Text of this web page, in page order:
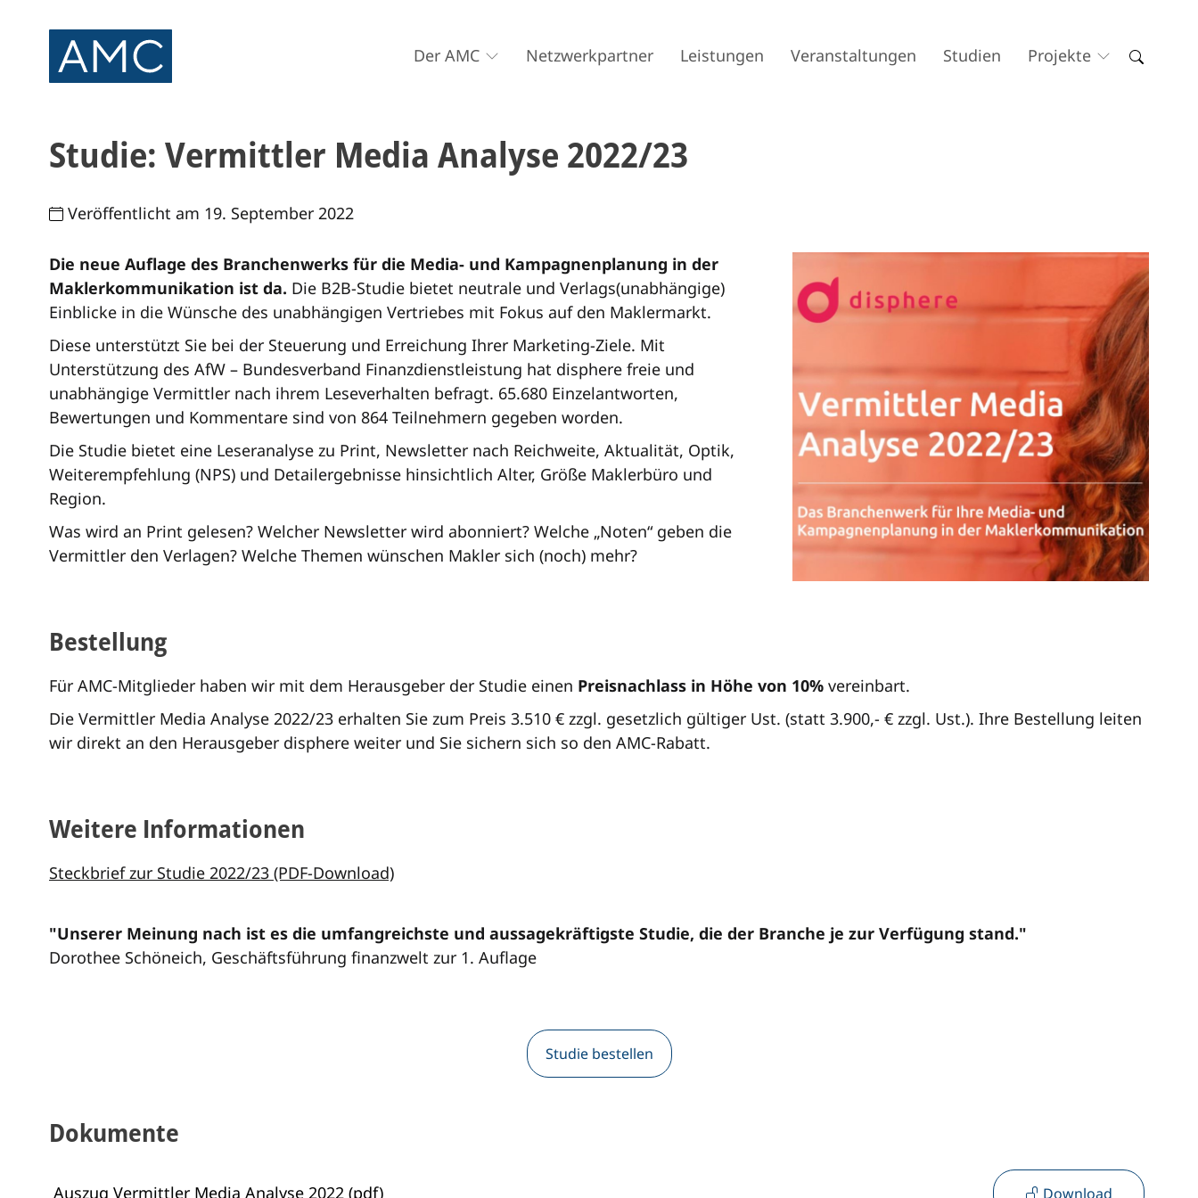
Der AMC Netzwerkpartner Leistungen Veranstaltungen Studien Projekte
Studie: Vermittler Media Analyse 2022/23
Veröffentlicht am 19. September 2022
Die neue Auflage des Branchenwerks für die Media- und Kampagnenplanung in der
Maklerkommunikation ist da. Die B2B-Studie bietet neutrale und Verlags(unabhängige)
Einblicke in die Wünsche des unabhängigen Vertriebes mit Fokus auf den Maklermarkt.
Diese unterstützt Sie bei der Steuerung und Erreichung Ihrer Marketing-Ziele. Mit
Unterstützung des AfW – Bundesverband Finanzdienstleistung hat disphere freie und
unabhängige Vermittler nach ihrem Leseverhalten befragt. 65.680 Einzelantworten,
Bewertungen und Kommentare sind von 864 Teilnehmern gegeben worden.
Die Studie bietet eine Leseranalyse zu Print, Newsletter nach Reichweite, Aktualität, Optik,
Weiterempfehlung (NPS) und Detailergebnisse hinsichtlich Alter, Größe Maklerbüro und
Region.
Was wird an Print gelesen? Welcher Newsletter wird abonniert? Welche „Noten“ geben die
Vermittler den Verlagen? Welche Themen wünschen Makler sich (noch) mehr?
Bestellung
Für AMC-Mitglieder haben wir mit dem Herausgeber der Studie einen Preisnachlass in Höhe von 10% vereinbart.
Die Vermittler Media Analyse 2022/23 erhalten Sie zum Preis 3.510 € zzgl. gesetzlich gültiger Ust. (statt 3.900,- € zzgl. Ust.). Ihre Bestellung leiten
wir direkt an den Herausgeber disphere weiter und Sie sichern sich so den AMC-Rabatt.
Weitere Informationen
Steckbrief zur Studie 2022/23 (PDF-Download)
"Unserer Meinung nach ist es die umfangreichste und aussagekräftigste Studie, die der Branche je zur Verfügung stand."
Dorothee Schöneich, Geschäftsführung finanzwelt zur 1. Auflage
Studie bestellen
Dokumente
Auszug Vermittler Media Analyse 2022 (pdf) Download